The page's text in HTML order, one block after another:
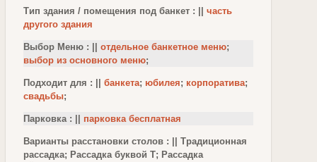
Тип здания / помещения под банкет : || часть
другого здания
Выбор Меню : || отдельное банкетное меню;
выбор из основного меню;
Подходит для : || банкета; юбилея; корпоратива;
свадьбы;
Парковка : || парковка бесплатная
Варианты расстановки столов : || Традиционная
рассадка; Рассадка буквой Т; Рассадка